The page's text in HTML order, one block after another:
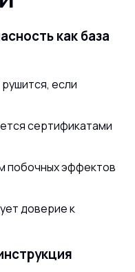
как база
если
сертификатами
побочных эффектов
доверие к